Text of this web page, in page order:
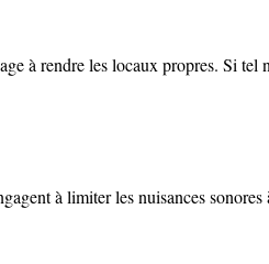
à rendre les locaux propres. Si tel
à limiter les nuisances